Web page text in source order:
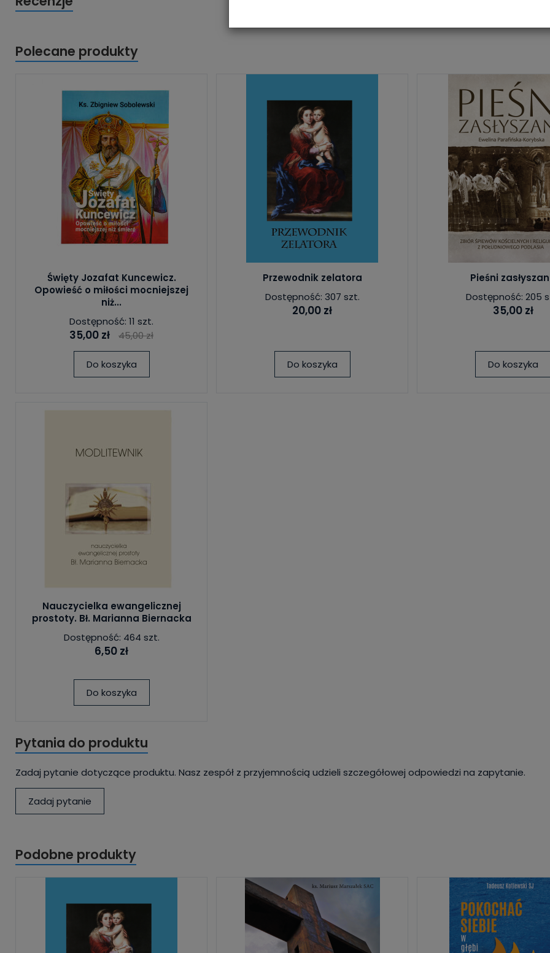
Polecane produkty
Święty Jozafat Kuncewicz.
Opowieść o miłości mocniejszej
niż...
Dostępność: 11 szt.
35,00 zł 45,00 zł
Do koszyka
Przewodnik zelatora
Dostępność: 307 szt.
20,00 zł
Do koszyka
Pieśni
Dostępność: 205
35,00 zł
Do koszyka
Nauczycielka ewangelicznej
prostoty. Bł. Marianna Biernacka
Dostępność: 464 szt.
6,50 zł
Do koszyka
Pytania do produktu
Zadaj pytanie dotyczące produktu. Nasz zespół z przyjemnością udzieli szczegółowej odpowiedzi na zapytanie.
Zadaj pytanie
Podobne produkty